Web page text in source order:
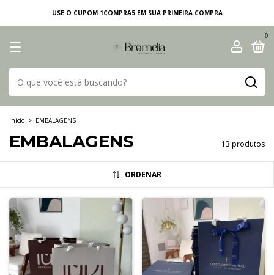
USE O CUPOM 1COMPRA5 EM SUA PRIMEIRA COMPRA
0
Início > EMBALAGENS
EMBALAGENS 13 produtos
ORDENAR